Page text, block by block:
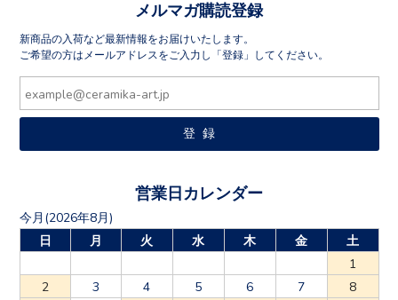
メルマガ購読登録
新商品の入荷など最新情報をお届けいたします。
ご希望の方はメールアドレスをご入力し「登録」してください。
営業日カレンダー
今月(2026年8月)
日
月 火 水 木 金
土
1
2
3 4 5 6 7
8